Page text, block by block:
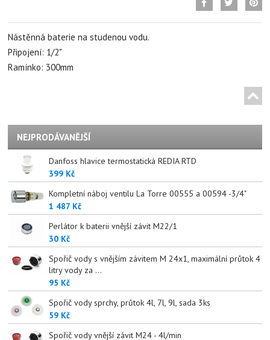
Nástěnná baterie na studenou vodu.
Připojení: 1/2"
Ramínko: 300mm
NEJPRODÁVANĚJŠÍ
Danfoss hlavice termostatická REDIA RTD
399 Kč
Kompletní náboj ventilu La Torre 00555 a 00594 -3/4"
1 487 Kč
Perlátor k baterii vnější závit M22/1
30 Kč
Spořič vody s vnějším závitem M 24x1, maximální průtok 4
litry vody za ...
95 Kč
Spořič vody sprchy, průtok 4l, 7l, 9l, sada 3ks
59 Kč
Spořič vody vnější závit M24 - 4l/min